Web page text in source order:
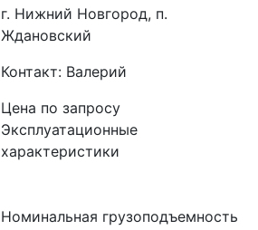
г. Нижний Новгород, п.
Ждановский
Контакт: Валерий
Цена по запросу
Эксплуатационные
характеристики
Номинальная грузоподъемность